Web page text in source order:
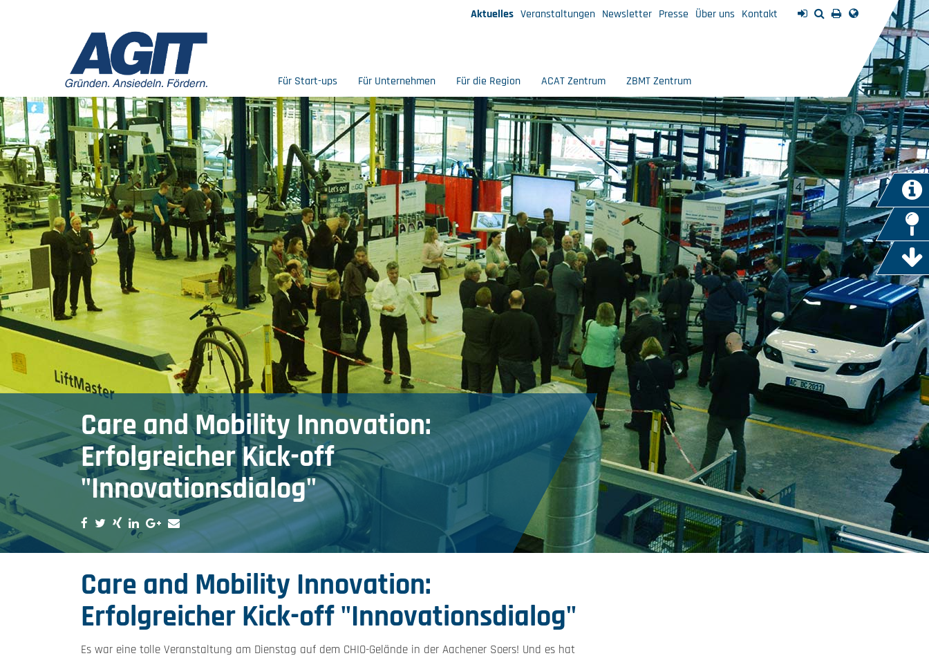
Aktuelles Veranstaltungen Newsletter Presse Über uns Kontakt
Für Start-ups Für Unternehmen Für die Region ACAT Zentrum ZBMT Zentrum
Care and Mobility Innovation:
Erfolgreicher Kick-off
"Innovationsdialog"
Care and Mobility Innovation:
Erfolgreicher Kick-off "Innovationsdialog"
Es war eine tolle Veranstaltung am Dienstag auf dem CHIO-Gelände in der Aachener Soers! Und es hat